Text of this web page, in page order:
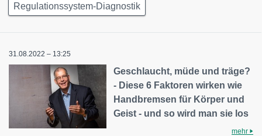
Regulationssystem-Diagnostik
31.08.2022 – 13:25
Geschlaucht, müde und träge?
- Diese 6 Faktoren wirken wie
Handbremsen für Körper und
Geist - und so wird man sie los
mehr